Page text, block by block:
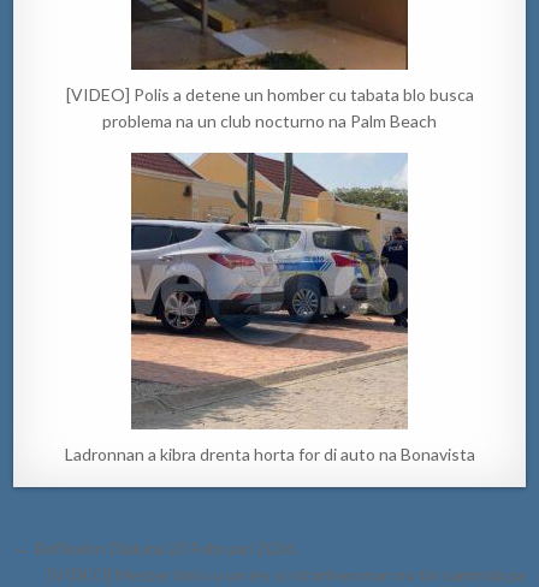
[VIDEO] Polis a detene un homber cu tabata blo busca
problema na un club nocturno na Palm Beach
Ladronnan a kibra drenta horta for di auto na Bonavista
Post
navigation
← Reflexion Dialuna 23 Februari 2026.
[VIDEO] Mester bini cu un ley si stranheronan no tin caminda pa